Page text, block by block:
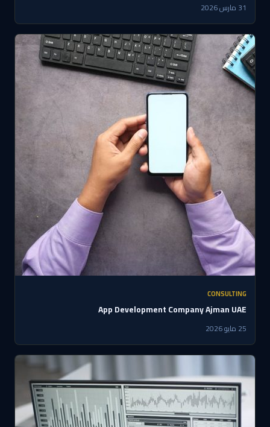
31 مارس 2026
CONSULTING
App Development Company Ajman UAE
25 مايو 2026